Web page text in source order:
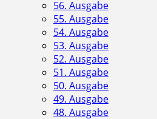
56. Ausgabe
55. Ausgabe
54. Ausgabe
53. Ausgabe
52. Ausgabe
51. Ausgabe
50. Ausgabe
49. Ausgabe
48. Ausgabe